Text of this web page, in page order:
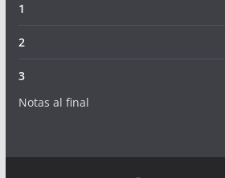
1
2
3
Notas al final